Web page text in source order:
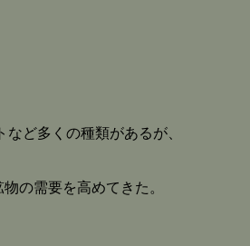
など多くの種類があるが、
の需要を高めてきた。